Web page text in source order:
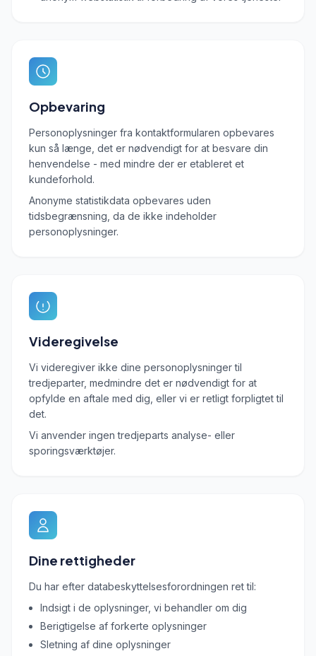
Opbevaring
Personoplysninger fra kontaktformularen opbevares
kun så længe, det er nødvendigt for at besvare din
henvendelse - med mindre der er etableret et
kundeforhold.
Anonyme statistikdata opbevares uden
tidsbegrænsning, da de ikke indeholder
personoplysninger.
Videregivelse
Vi videregiver ikke dine personoplysninger til
tredjeparter, medmindre det er nødvendigt for at
opfylde en aftale med dig, eller vi er retligt forpligtet til
det.
Vi anvender ingen tredjeparts analyse- eller
sporingsværktøjer.
Dine rettigheder
Du har efter databeskyttelsesforordningen ret til:
Indsigt i de oplysninger, vi behandler om dig
Berigtigelse af forkerte oplysninger
Sletning af dine oplysninger